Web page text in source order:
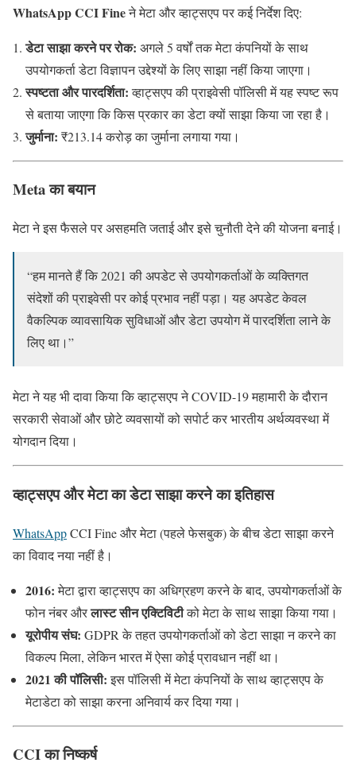
WhatsApp CCI Fineने मेटा और व्हाट्सएप पर कई निर्देश दिए:
डेटा साझा करने पर रोक: अगले 5 वर्षों तक मेटा कंपनियों के साथ
उपयोगकर्ता डेटा विज्ञापन उद्देश्यों के लिए साझा नहीं किया जाएगा।
स्पष्टता और पारदर्शिता:व्हाट्सएप की प्राइवेसी पॉलिसी में यह स्पष्ट रूप
से बताया जाएगा कि किस प्रकार का डेटा क्यों साझा किया जा रहा है।
जुर्माना: ₹213.14 करोड़ का जुर्माना लगाया गया।
Meta का बयान
मेटा ने इस फैसले पर असहमति जताई और इसे चुनौती देने की योजना बनाई।
“हम मानते हैं कि 2021 की अपडेट से उपयोगकर्ताओं के व्यक्तिगत
संदेशों की प्राइवेसी पर कोई प्रभाव नहीं पड़ा। यह अपडेट केवल
वैकल्पिक व्यावसायिक सुविधाओं और डेटा उपयोग में पारदर्शिता लाने के
लिए था।”
मेटा ने यह भी दावा किया कि व्हाट्सएप ने COVID-19 महामारी के दौरान
सरकारी सेवाओं और छोटे व्यवसायों को सपोर्ट कर भारतीय अर्थव्यवस्था में
योगदान दिया।
व्हाट्सएप और मेटा का डेटा साझा करने का इतिहास
WhatsAppCCI Fine और मेटा (पहले फेसबुक) के बीच डेटा साझा करने
का विवाद नया नहीं है।
2016:मेटा द्वारा व्हाट्सएप का अधिग्रहण करने के बाद, उपयोगकर्ताओं के
फोन नंबर औरलास्ट सीन एक्टिविटीको मेटा के साथ साझा किया गया।
यूरोपीय संघ: GDPR के तहत उपयोगकर्ताओं को डेटा साझा न करने का
विकल्प मिला, लेकिन भारत में ऐसा कोई प्रावधान नहीं था।
2021 की पॉलिसी:इस पॉलिसी में मेटा कंपनियों के साथ व्हाट्सएप के
मेटाडेटा को साझा करना अनिवार्य कर दिया गया।
CCI का निष्कर्ष